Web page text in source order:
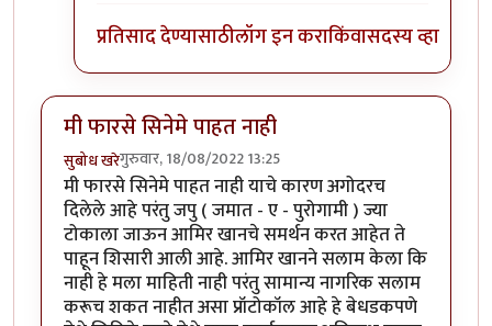
प्रतिसाद देण्यासाठीलॉग इन कराकिंवासदस्य व्हा
मी फारसे सिनेमे पाहत नाही
सुबोध खरेगुरुवार, 18/08/2022 13:25
मी फारसे सिनेमे पाहत नाही याचे कारण अगोदरच
दिलेले आहे परंतु जपु ( जमात - ए - पुरोगामी ) ज्या
टोकाला जाऊन आमिर खानचे समर्थन करत आहेत ते
पाहून शिसारी आली आहे. आमिर खानने सलाम केला कि
नाही हे मला माहिती नाही परंतु सामान्य नागरिक सलाम
करूच शकत नाहीत असा प्रॉटोकॉल आहे हे बेधडकपणे